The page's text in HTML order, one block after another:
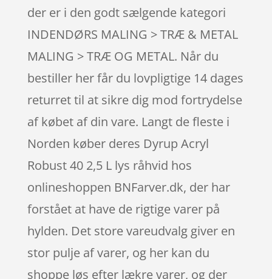
der er i den godt sælgende kategori
INDENDØRS MALING > TRÆ & METAL
MALING > TRÆ OG METAL. Når du
bestiller her får du lovpligtige 14 dages
returret til at sikre dig mod fortrydelse
af købet af din vare. Langt de fleste i
Norden køber deres Dyrup Acryl
Robust 40 2,5 L lys råhvid hos
onlineshoppen BNFarver.dk, der har
forstået at have de rigtige varer på
hylden. Det store vareudvalg giver en
stor pulje af varer, og her kan du
shoppe løs efter lækre varer, og der